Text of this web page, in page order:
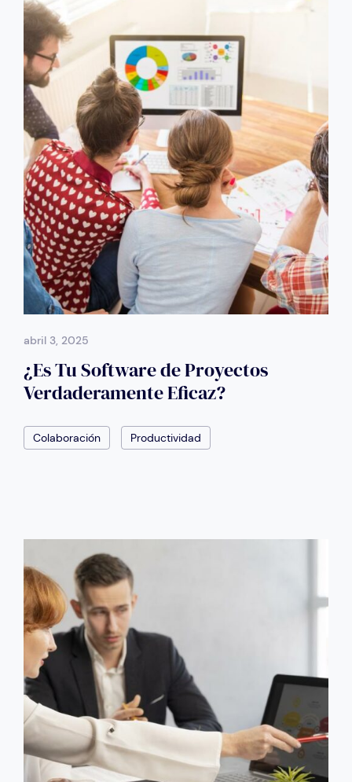
abril 3, 2025
¿Es Tu Software de Proyectos
Verdaderamente Eficaz?
Colaboración Productividad